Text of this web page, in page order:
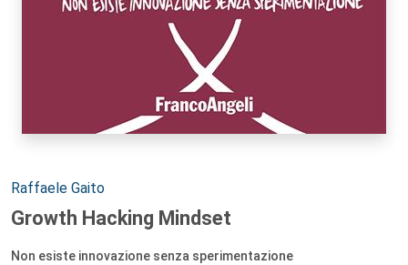
Autori:
Raffaele Gaito
Growth Hacking Mindset
Non esiste innovazione senza sperimentazione